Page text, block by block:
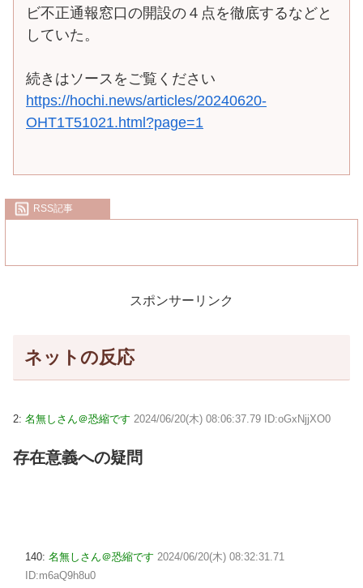
ビ不正通報窓口の開設の４点を徹底するなどと
していた。
続きはソースをご覧ください
https://hochi.news/articles/20240620-
OHT1T51021.html?page=1
RSS記事
スポンサーリンク
ネットの反応
2: 名無しさん＠恐縮です 2024/06/20(木) 08:06:37.79 ID:oGxNjjXO0
存在意義への疑問
140: 名無しさん＠恐縮です 2024/06/20(木) 08:32:31.71
ID:m6aQ9h8u0